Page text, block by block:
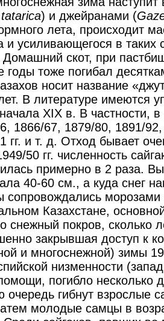
) и джейранами (
лета, происходит
и усиливающегося в таких
Домашний скот, при
годы тоже погибал
носит название
В литературе имеются
XIX в. В частности,
1866/67, 1879/80, 1891/
гг. и т. д. Отход бывает
50 гг. численность
примерно в 2 раза.
40-60 см., а куда снег
сопровождались
Казахстане,
снежный покров, сколько
закрывшая доступ к
и многоснежной) зимы
низменности
погибло несколько
очередь гибнут взрослые
молодые самцы в